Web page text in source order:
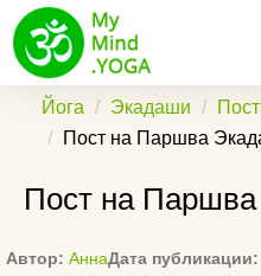
Йога Экадаши
Пост на Паршва
Пост на
Автор: АннаДата публикации: